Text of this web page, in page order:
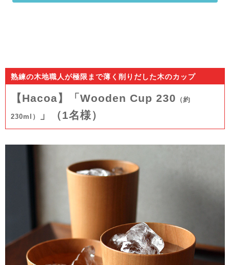
熟練の木地職人が極限まで薄く削りだした木のカップ
【Hacoa】「Wooden Cup 230 （約
230ml） 」（1名様）